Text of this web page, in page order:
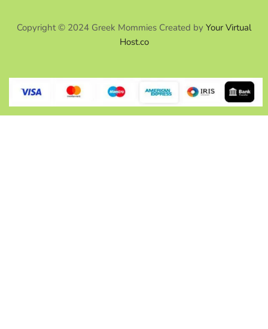
Copyright © 2024 Greek Mommies Created by Your Virtual
Host.co